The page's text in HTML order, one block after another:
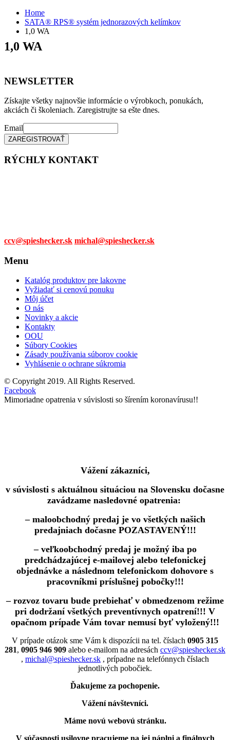
Home
SATA® RPS® systém jednorazových kelímkov
1,0 WA
1,0 WA
NEWSLETTER
Získajte všetky najnovšie informácie o výrobkoch, ponukách,
akciách či školeniach. Zaregistrujte sa ešte dnes.
Email
RÝCHLY KONTAKT
ccv@spieshecker.sk michal@spieshecker.sk
Menu
Katalóg produktov pre lakovne
Vyžiadať si cenovú ponuku
Môj účet
O nás
Novinky a akcie
Kontakty
OOU
Súbory Cookies
Zásady používania súborov cookie
Vyhlásenie o ochrane súkromia
© Copyright 2019. All Rights Reserved.
Facebook
Mimoriadne opatrenia v súvislosti so šírením koronavírusu!!
Vážení zákazníci,
v súvislosti s aktuálnou situáciou na Slovensku dočasne
zavádzame nasledovné opatrenia:
– maloobchodný predaj je vo všetkých našich
predajniach dočasne POZASTAVENÝ!!!
– veľkoobchodný predaj je možný iba po
predchádzajúcej e-mailovej alebo telefonickej
objednávke a následnom telefonickom dohovore s
pracovníkmi príslušnej pobočky!!!
– rozvoz tovaru bude prebiehať v obmedzenom režime
pri dodržaní všetkých preventívnych opatrení!!! V
opačnom prípade Vám tovar nemusí byť vyložený!!!
V prípade otázok sme Vám k dispozícii na tel. číslach 0905 315
281, 0905 946 909 alebo e-mailom na adresách ccv@spieshecker.sk
, michal@spieshecker.sk , prípadne na telefónnych číslach
jednotlivých pobočiek.
Ďakujeme za pochopenie.
Vážení návštevníci.
Máme novú webovú stránku.